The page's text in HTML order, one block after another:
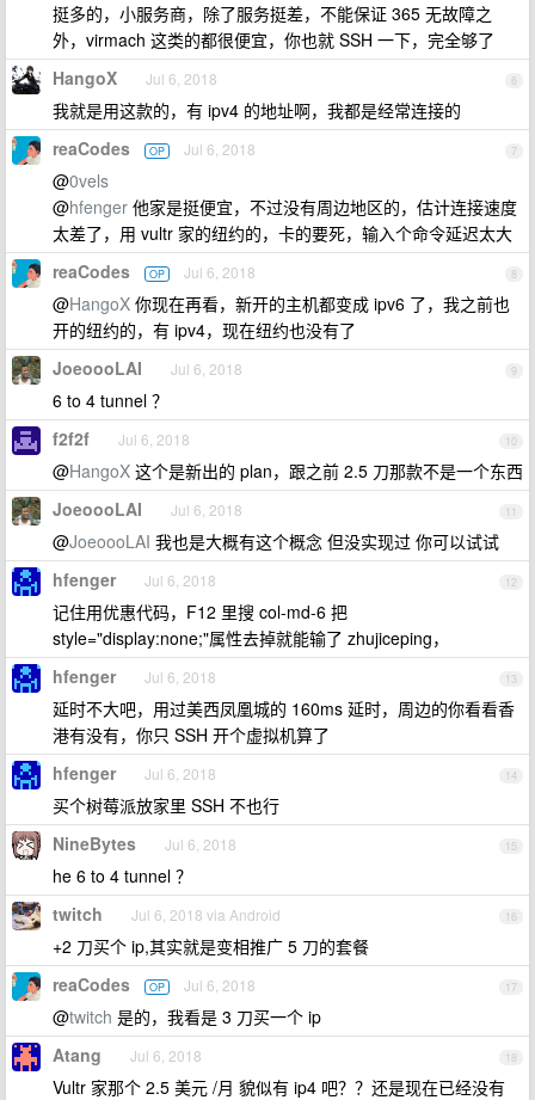
挺多的，小服务商，除了服务挺差，不能保证 365 无故障之
外，virmach 这类的都很便宜，你也就 SSH 一下，完全够了
6
HangoX Jul 6, 2018
我就是用这款的，有 ipv4 的地址啊，我都是经常连接的
7
reaCodes OP Jul 6, 2018
@0vels
@hfenger 他家是挺便宜，不过没有周边地区的，估计连接速度
太差了，用 vultr 家的纽约的，卡的要死，输入个命令延迟太大
8
reaCodes OP Jul 6, 2018
@HangoX 你现在再看，新开的主机都变成 ipv6 了，我之前也
开的纽约的，有 ipv4，现在纽约也没有了
9
JoeoooLAI Jul 6, 2018
6 to 4 tunnel ？
10
f2f2f Jul 6, 2018
@HangoX 这个是新出的 plan，跟之前 2.5 刀那款不是一个东西
11
JoeoooLAI Jul 6, 2018
@JoeoooLAI 我也是大概有这个概念 但没实现过 你可以试试
12
hfenger Jul 6, 2018
记住用优惠代码，F12 里搜 col-md-6 把
style="display:none;"属性去掉就能输了 zhujiceping，
13
hfenger Jul 6, 2018
延时不大吧，用过美西凤凰城的 160ms 延时，周边的你看看香
港有没有，你只 SSH 开个虚拟机算了
14
hfenger Jul 6, 2018
买个树莓派放家里 SSH 不也行
15
NineBytes Jul 6, 2018
he 6 to 4 tunnel ？
16
twitch Jul 6, 2018 via Android
+2 刀买个 ip,其实就是变相推广 5 刀的套餐
17
reaCodes OP Jul 6, 2018
@twitch 是的，我看是 3 刀买一个 ip
18
Atang Jul 6, 2018
Vultr 家那个 2.5 美元 /月 貌似有 ip4 吧？？还是现在已经没有